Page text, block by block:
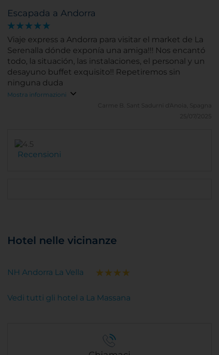
Escapada a Andorra
Viaje express a Andorra para visitar el market de La
Serenalla dónde exponía una amiga!!! Nos encantó
todo, la situación, las instalaciones, el personal y un
desayuno buffet exquisito!! Repetiremos sin
ninguna duda
Mostra informazioni
Carme B.
Sant Sadurni d'Anoia, Spagna
25/07/2025
Recensioni
Hotel nelle vicinanze
NH Andorra La Vella
Vedi tutti gli hotel a La Massana